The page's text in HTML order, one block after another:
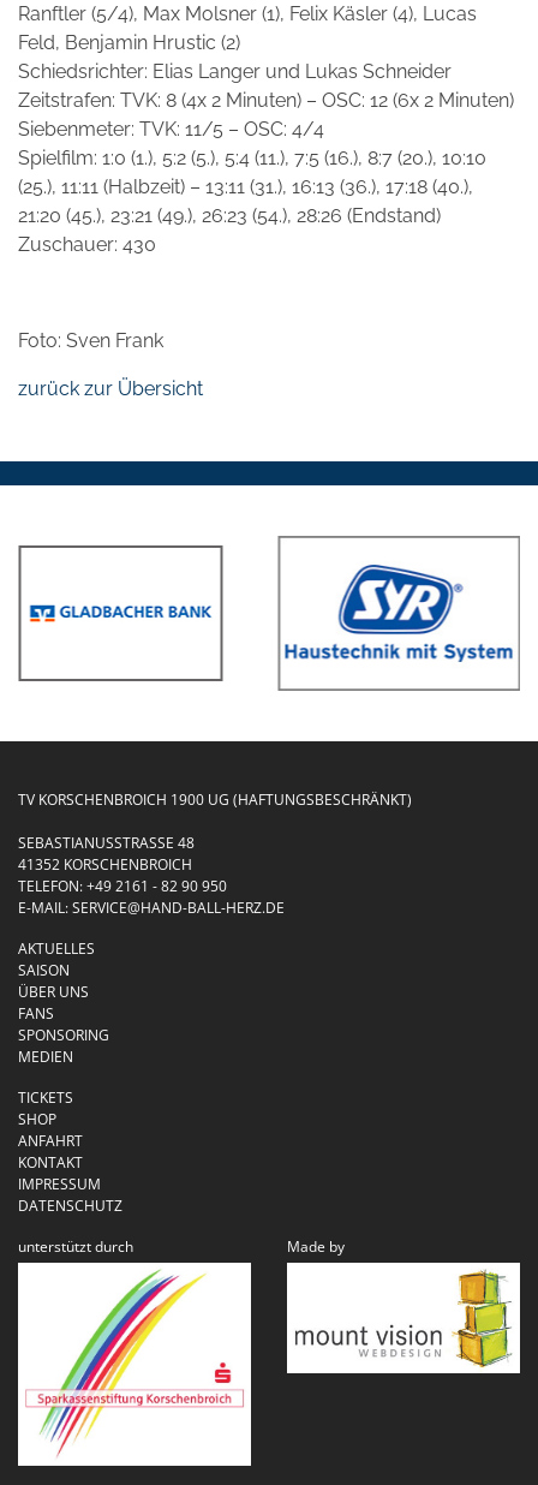
Ranftler (5/4), Max Molsner (1), Felix Käsler (4), Lucas
Feld, Benjamin Hrustic (2)
Schiedsrichter: Elias Langer und Lukas Schneider
Zeitstrafen: TVK: 8 (4x 2 Minuten) – OSC: 12 (6x 2 Minuten)
Siebenmeter: TVK: 11/5 – OSC: 4/4
Spielfilm: 1:0 (1.), 5:2 (5.), 5:4 (11.), 7:5 (16.), 8:7 (20.), 10:10
(25.), 11:11 (Halbzeit) – 13:11 (31.), 16:13 (36.), 17:18 (40.),
21:20 (45.), 23:21 (49.), 26:23 (54.), 28:26 (Endstand)
Zuschauer: 430
Foto: Sven Frank
zurück zur Übersicht
TV KORSCHENBROICH 1900 UG (HAFTUNGSBESCHRÄNKT)
SEBASTIANUSSTRASSE 48
41352 KORSCHENBROICH
TELEFON:+49 2161 - 82 90 950
E-MAIL:SERVICE@HAND-BALL-HERZ.DE
AKTUELLES
SAISON
ÜBER UNS
FANS
SPONSORING
MEDIEN
TICKETS
SHOP
ANFAHRT
KONTAKT
IMPRESSUM
DATENSCHUTZ
unterstützt durch
Made by